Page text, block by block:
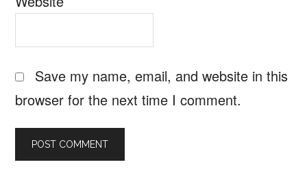
Save my name, email, and website in this
browser for the next time I comment.